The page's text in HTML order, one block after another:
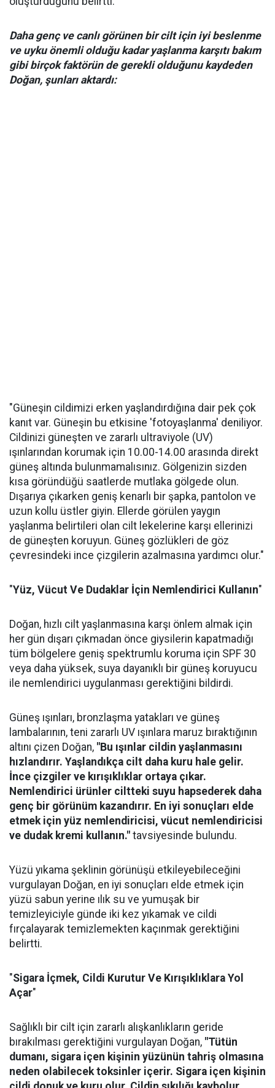
Daha genç ve canlı görünen bir cilt için iyi beslenme
ve uyku önemli olduğu kadar yaşlanma karşıtı bakım
gibi birçok faktörün de gerekli olduğunu kaydeden
Doğan, şunları aktardı:
"Güneşin cildimizi erken yaşlandırdığına dair pek çok
kanıt var. Güneşin bu etkisine 'fotoyaşlanma' deniliyor.
Cildinizi güneşten ve zararlı ultraviyole (UV)
ışınlarından korumak için 10.00-14.00 arasında direkt
güneş altında bulunmamalısınız. Gölgenizin sizden
kısa göründüğü saatlerde mutlaka gölgede olun.
Dışarıya çıkarken geniş kenarlı bir şapka, pantolon ve
uzun kollu üstler giyin. Ellerde görülen yaygın
yaşlanma belirtileri olan cilt lekelerine karşı ellerinizi
de güneşten koruyun. Güneş gözlükleri de göz
çevresindeki ince çizgilerin azalmasına yardımcı olur."
"Yüz, Vücut Ve Dudaklar İçin Nemlendirici Kullanın"
Doğan, hızlı cilt yaşlanmasına karşı önlem almak için
her gün dışarı çıkmadan önce giysilerin kapatmadığı
tüm bölgelere geniş spektrumlu koruma için SPF 30
veya daha yüksek, suya dayanıklı bir güneş koruyucu
ile nemlendirici uygulanması gerektiğini bildirdi.
Güneş ışınları, bronzlaşma yatakları ve güneş
lambalarının, teni zararlı UV ışınlara maruz bıraktığının
altını çizen Doğan, "Bu ışınlar cildin yaşlanmasını
hızlandırır. Yaşlandıkça cilt daha kuru hale gelir.
İnce çizgiler ve kırışıklıklar ortaya çıkar.
Nemlendirici ürünler ciltteki suyu hapsederek daha
genç bir görünüm kazandırır. En iyi sonuçları elde
etmek için yüz nemlendiricisi, vücut nemlendiricisi
ve dudak kremi kullanın." tavsiyesinde bulundu.
Yüzü yıkama şeklinin görünüşü etkileyebileceğini
vurgulayan Doğan, en iyi sonuçları elde etmek için
yüzü sabun yerine ılık su ve yumuşak bir
temizleyiciyle günde iki kez yıkamak ve cildi
fırçalayarak temizlemekten kaçınmak gerektiğini
belirtti.
"Sigara İçmek, Cildi Kurutur Ve Kırışıklıklara Yol
Açar"
Sağlıklı bir cilt için zararlı alışkanlıkların geride
bırakılması gerektiğini vurgulayan Doğan, "Tütün
dumanı, sigara içen kişinin yüzünün tahriş olmasına
neden olabilecek toksinler içerir. Sigara içen kişinin